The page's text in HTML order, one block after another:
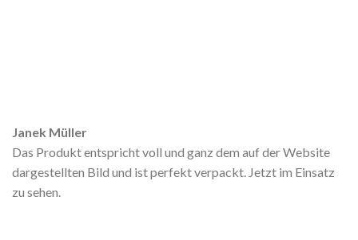
Janek Müller
Das Produkt entspricht voll und ganz dem auf der Website
dargestellten Bild und ist perfekt verpackt. Jetzt im Einsatz
zu sehen.